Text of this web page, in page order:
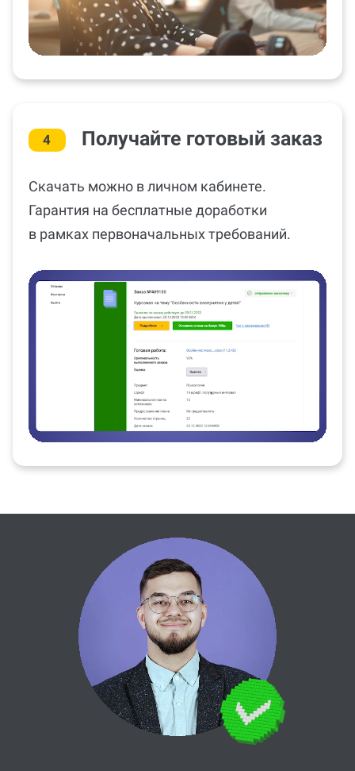
4 Получайте готовый заказ
Скачать можно в личном кабинете.
Гарантия на бесплатные доработки
в рамках первоначальных требований.